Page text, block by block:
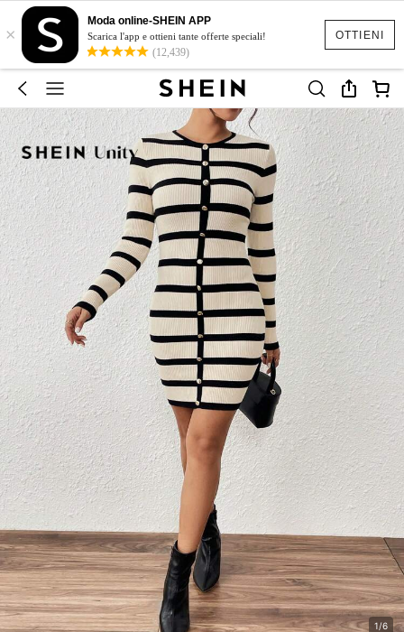
OTTIENI
×
Moda online-SHEIN APP
Scarica l'app e ottieni tante offerte speciali!
(12,439)
1/6